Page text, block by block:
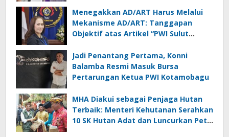
Menegakkan AD/ART Harus Melalui
Mekanisme AD/ART: Tanggapan
Objektif atas Artikel “PWI Sulut
Melanggar Aturan”
Jadi Penantang Pertama, Konni
Balamba Resmi Masuk Bursa
Pertarungan Ketua PWI Kotamobagu
MHA Diakui sebagai Penjaga Hutan
Terbaik: Menteri Kehutanan Serahkan
10 SK Hutan Adat dan Luncurkan Peta